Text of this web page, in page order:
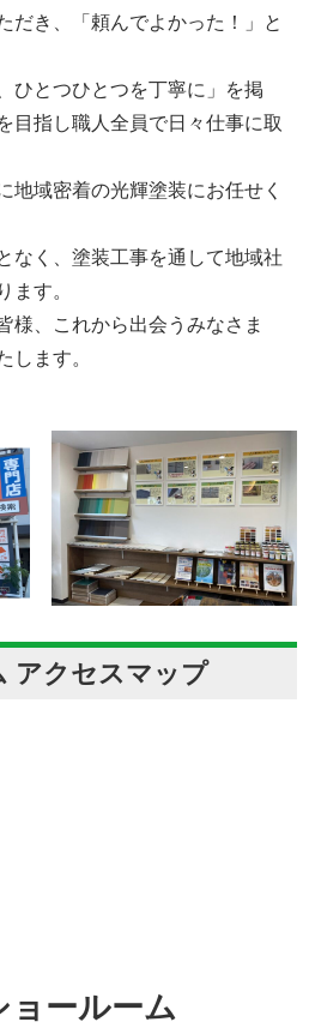
だき、「頼んでよかった！」と
ひとつひとつを丁寧に」を掲
目指し職人全員で日々仕事に取
地域密着の光輝塗装にお任せく
なく、塗装工事を通して地域社
ます。
様、これから出会うみなさま
します。
アクセスマップ
ョールーム